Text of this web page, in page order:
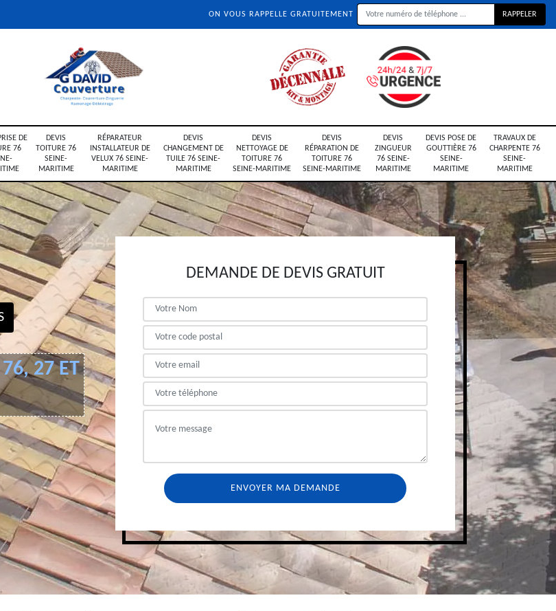
ON VOUS RAPPELLE GRATUITEMENT
DE
76
DEVIS
TOITURE 76
SEINE-
MARITIME
RÉPARATEUR
INSTALLATEUR DE
VELUX 76 SEINE-
MARITIME
DEVIS
CHANGEMENT DE
TUILE 76 SEINE-
MARITIME
DEVIS
NETTOYAGE DE
TOITURE 76
SEINE-MARITIME
DEVIS
RÉPARATION DE
TOITURE 76
SEINE-MARITIME
DEVIS
ZINGUEUR
76 SEINE-
MARITIME
DEVIS POSE DE
GOUTTIÈRE 76
SEINE-
MARITIME
TRAVAUX DE
CHARPENTE 76
SEINE-
MARITIME
27 ET
DEMANDE DE DEVIS GRATUIT